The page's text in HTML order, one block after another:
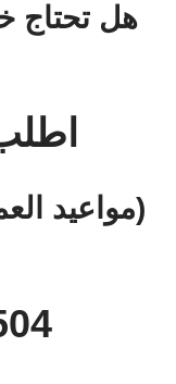
هل تحتاج